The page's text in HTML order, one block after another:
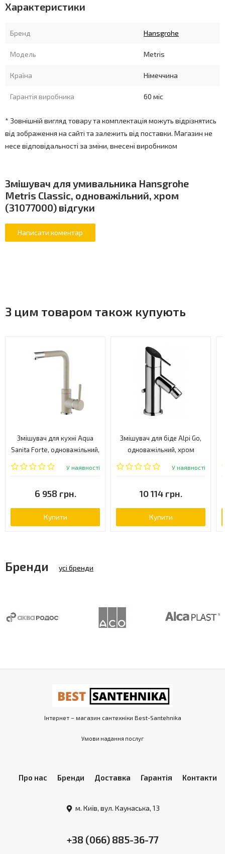
Характеристики
Бренд Hansgrohe
Модель Metris
Країна Німеччина
Гарантія виробника 60 міс
* Зовнішній вигляд товару та комплектація можуть відрізнятись
від зображення на сайті та залежить від поставки. Магазин не
несе відповідальності за зміни, внесені виробником
Змішувач для умивальника Hansgrohe
Metris Classic, одноважільний, хром
(31077000) відгуки
З цим товаром також купують
Змішувач для кухні Aqua
Sanita Forte, одноважільний,
бежевий (5553-110)
У наявності
6 958 грн.
Купити
Змішувач для біде Alpi Go,
одноважільний, хром
(GO52201CR)
У наявності
10 114 грн.
Купити
Бренди усі бренди
Інтернет – магазин сантехніки Best-Santehnika
Умови надання послуг
Про нас Бренди Доставка Гарантія Контакти
м. Київ, вул. Каунаська, 13
+38 (066) 885-36-77